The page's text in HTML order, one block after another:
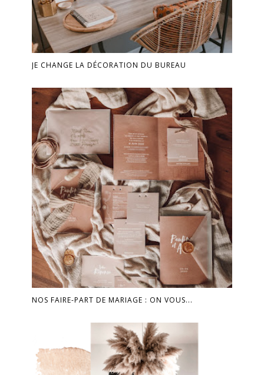
JE CHANGE LA DÉCORATION DU BUREAU
NOS FAIRE-PART DE MARIAGE : ON VOUS...